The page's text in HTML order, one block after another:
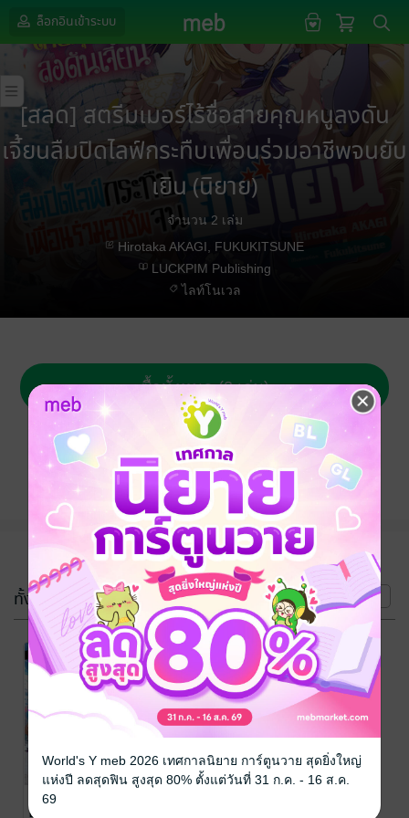
ล็อกอินเข้าระบบ
[สลด] สตรีมเมอร์ไร้ชื่อสายคุณหนูลงดัน
เจี้ยนลืมปิดไลฟ์กระทืบเพื่อนร่วมอาชีพจนยับ
เยิน (นิยาย)
จำนวน 2 เล่ม
Hirotaka AKAGI, FUKUKITSUNE
LUCKPIM Publishing
ไลท์โนเวล
ซื้อทั้งหมด (2 เล่ม)
ติดตาม แชร์
ทั้งหมด (2 เล่ม) หน้าที่ 1
[สลด] สตรีมเม
อร์ไร้ชื่อสายคุณ
World's Y meb 2026 เทศกาลนิยาย การ์ตูนวาย สุดยิ่งใหญ่
แห่งปี ลดสุดฟิน สูงสุด 80% ตั้งแต่วันที่ 31 ก.ค. - 16 ส.ค.
69